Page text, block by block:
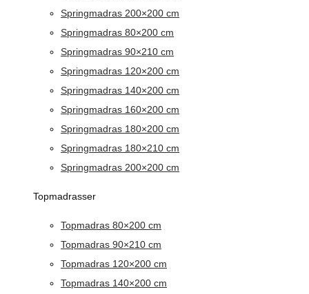
Springmadras 200×200 cm
Springmadras 80×200 cm
Springmadras 90×210 cm
Springmadras 120×200 cm
Springmadras 140×200 cm
Springmadras 160×200 cm
Springmadras 180×200 cm
Springmadras 180×210 cm
Springmadras 200×200 cm
Topmadrasser
Topmadras 80×200 cm
Topmadras 90×210 cm
Topmadras 120×200 cm
Topmadras 140×200 cm